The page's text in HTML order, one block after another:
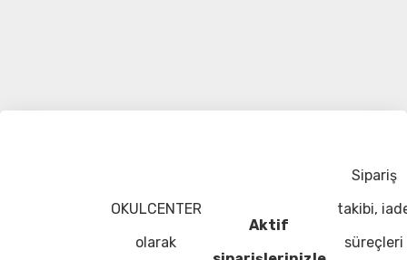
OKULCENTER
olarak
Aktif
Sipariş
takibi,
süreçleri